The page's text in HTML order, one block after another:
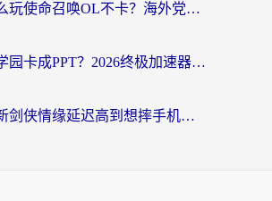
在美国怎么玩使命召唤OL不卡？海外党亲测有效的国服游戏加速器指南
海外非人学园卡成PPT？2026终极加速器指南：从暗区突围到王国纪元，一篇搞定
在国外玩新剑侠情缘延迟高到想摔手机？海外玩家亲测有效的加速器选择指南